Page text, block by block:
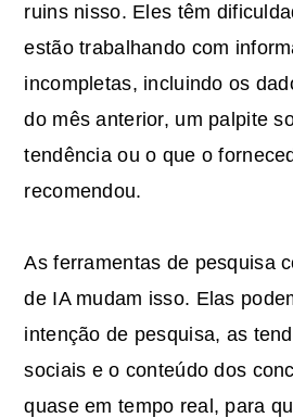
ruins nisso. Eles têm
estão trabalhando com
incompletas, incluindo os
do mês anterior, um palpite
tendência ou o que o
recomendou.
As ferramentas de pesquisa
de IA mudam isso. Elas
intenção de pesquisa, as
sociais e o conteúdo dos
quase em tempo real, para